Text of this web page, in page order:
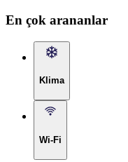
En çok arananlar
Klima
Wi-Fi